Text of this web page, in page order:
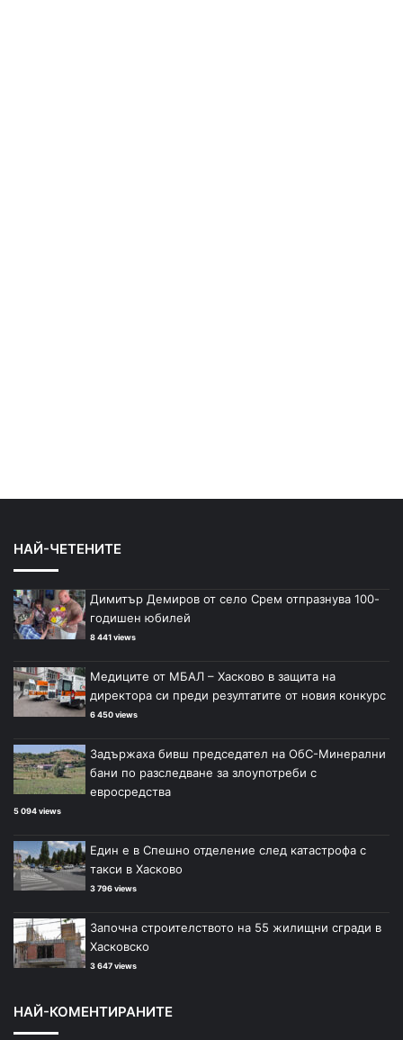
НАЙ-ЧЕТЕНИТЕ
Димитър Демиров от село Срем отпразнува 100-
годишен юбилей
8 441 views
Медиците от МБАЛ – Хасково в защита на
директора си преди резултатите от новия конкурс
6 450 views
Задържаха бивш председател на ОбС-Минерални
бани по разследване за злоупотреби с
евросредства
5 094 views
Един е в Спешно отделение след катастрофа с
такси в Хасково
3 796 views
Започна строителството на 55 жилищни сгради в
Хасковско
3 647 views
НАЙ-КОМЕНТИРАНИТЕ